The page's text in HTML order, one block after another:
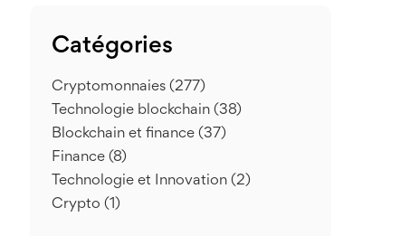
Catégories
Cryptomonnaies (277)
Technologie blockchain (38)
Blockchain et finance (37)
Finance (8)
Technologie et Innovation (2)
Crypto (1)